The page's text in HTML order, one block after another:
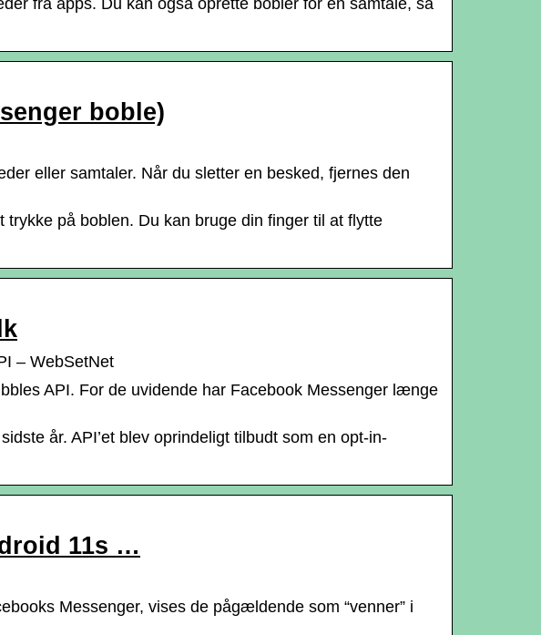
fra apps. Du kan også oprette bobler for en samtale, så
boble)
eller samtaler. Når du sletter en besked, fjernes den
på boblen. Du kan bruge din finger til at flytte
– WebSetNet
API. For de uvidende har Facebook Messenger længe
år. API’et blev oprindeligt tilbudt som en opt-in-
11s …
Messenger, vises de pågældende som “venner” i